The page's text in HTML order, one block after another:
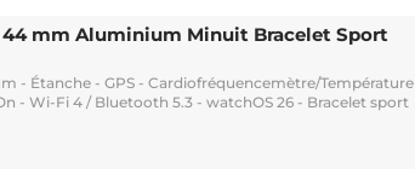
44 mm Aluminium Minuit Bracelet Sport
- Étanche - GPS - Cardiofréquencemètre/Température
- Wi-Fi 4 / Bluetooth 5.3 - watchOS 26 - Bracelet sport